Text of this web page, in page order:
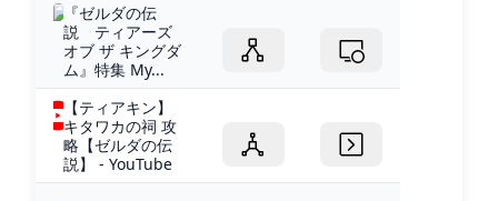
『ゼルダの伝
説 ティアーズ
オブ ザ キングダ
ム』特集 My...
【ティアキン】
キタワカの祠 攻
略【ゼルダの伝
説】 - YouTube